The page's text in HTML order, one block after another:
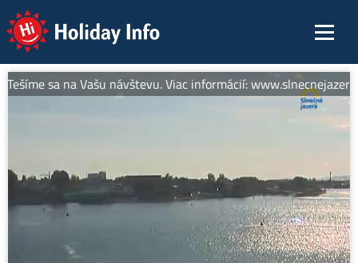
Holiday Info
sa na Vašu návštevu. Viac informácií: